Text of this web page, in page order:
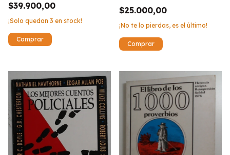
$39.900,00
¡Solo quedan 3 en stock!
$25.000,00
¡No te lo pierdas, es el último!